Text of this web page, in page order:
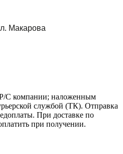
Макарова
С компании; наложенным
службой (ТК). Отправка
При доставке по
при получении.